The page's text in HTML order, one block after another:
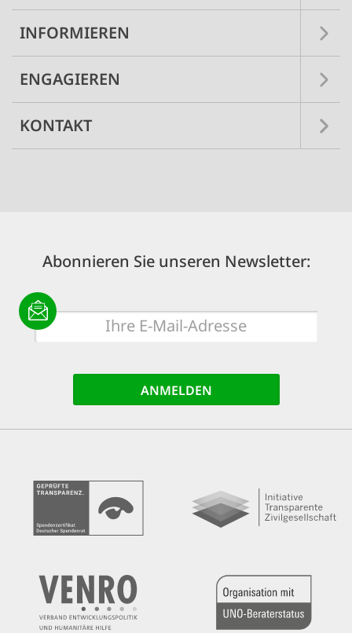
INFORMIEREN
ENGAGIEREN
KONTAKT
Abonnieren Sie unseren Newsletter:
E-
Mail